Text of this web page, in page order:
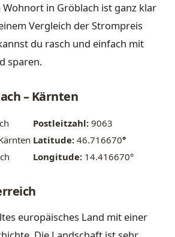
in Gröblach ist ganz klar
Vergleich der Strompreis
du rasch und einfach mit
sparen.
– Kärnten
Postleitzahl: 9063
Latitude: 46.716670°
Longitude: 14.416670°
europäisches Land mit einer